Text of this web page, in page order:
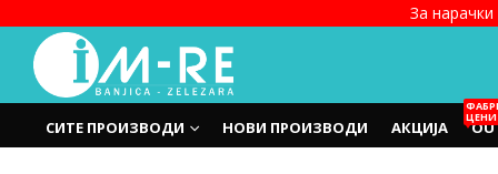
За
СИТЕ ПРОИЗВОДИ НОВИ ПРОИЗВОДИ АКЦИЈА
ЦЕНИ